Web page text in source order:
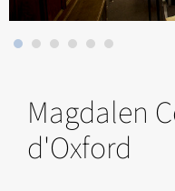
Magdalen
d'Oxford